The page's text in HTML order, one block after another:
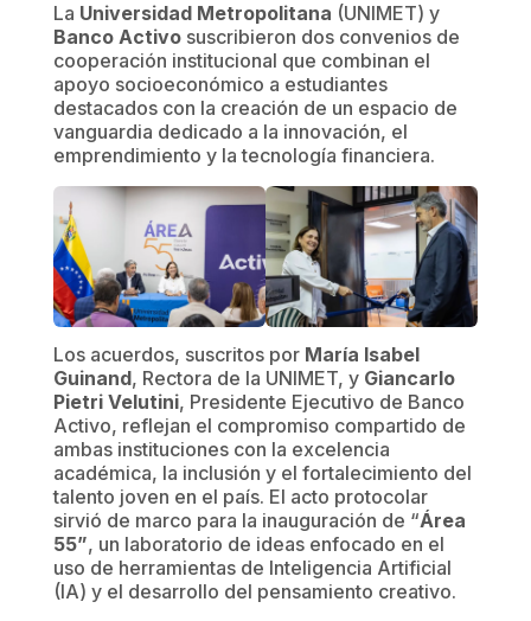
La UniversidadMetropolitana (UNIMET) y
Banco Activosuscribieron dos convenios de
cooperación institucional que combinan el
apoyo socioeconómico a estudiantes
destacados con la creación de un espacio de
vanguardia dedicado a la innovación, el
emprendimiento y la tecnología financiera.
Los acuerdos, suscritos por María Isabel
Guinand, Rectora de la UNIMET, y Giancarlo
Pietri Velutini, Presidente Ejecutivo de Banco
Activo, reflejan el compromiso compartido de
ambas instituciones con la excelencia
académica, la inclusión y el fortalecimiento del
talento joven en el país. El acto protocolar
sirvió de marco para la inauguración de “Área
55”, un laboratorio de ideas enfocado en el
uso de herramientas de Inteligencia Artificial
(IA) y el desarrollo del pensamiento creativo.